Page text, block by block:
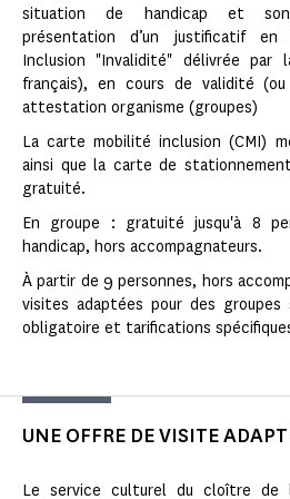
situation de handicap et son
présentation d’un justificatif
Inclusion "Invalidité" délivrée par
français), en cours de validité
attestation organisme (groupes)
La carte mobilité inclusion (CMI)
ainsi que la carte de
gratuité.
En groupe : gratuité jusqu'à 8
handicap, hors accompagnateurs.
À partir de 9 personnes, hors
visites adaptées pour des groupes
obligatoire et tarifications
UNE OFFRE DE VISITE
Le service culturel du cloître